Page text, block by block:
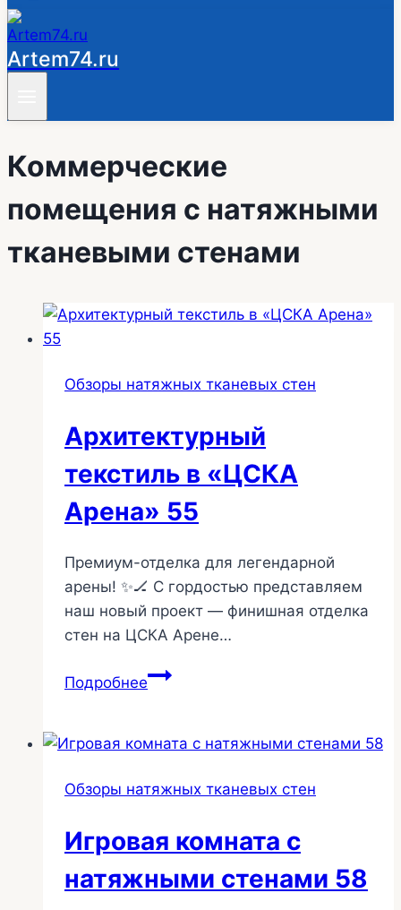
Artem74.ru
Коммерческие
помещения с натяжными
тканевыми стенами
Обзоры натяжных тканевых стен
Архитектурный
текстиль в «ЦСКА
Арена» 55
Премиум-отделка для легендарной
арены! ✨🏒 С гордостью представляем
наш новый проект — финишная отделка
стен на ЦСКА Арене…
ПодробнееАрхитектурный
«ЦСКА
55
Обзоры натяжных тканевых стен
Игровая комната с
натяжными стенами 58